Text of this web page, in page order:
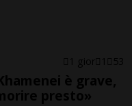
1 gior 1 53
è grave,
presto»